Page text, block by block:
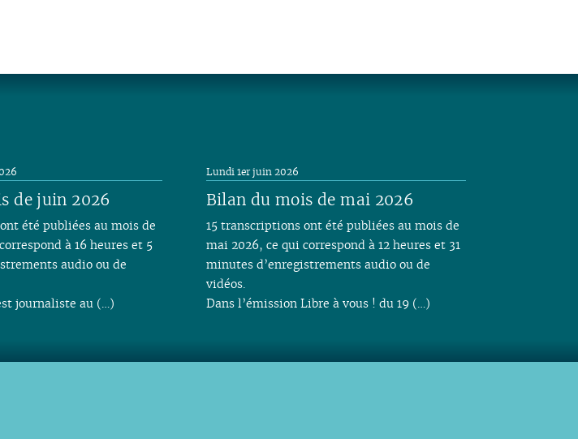
de juin 2026
été publiées au mois de
à 16 heures et 5
audio ou de
journaliste au (…)
Bilan du mois de mai 2026
Lundi 1er juin 2026
15 transcriptions ont été publiées au mois de
mai 2026, ce qui correspond à 12 heures et 31
minutes d’enregistrements audio ou de
vidéos.
Dans l’émission Libre à vous ! du 19 (…)